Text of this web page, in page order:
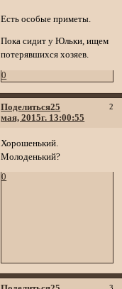
Есть особые приметы.
Пока сидит у Юльки, ищем
потерявшихся хозяев.
0
Поделиться 2
25
мая, 2015г. 13:00:55
Хорошенький.
Молоденький?
0